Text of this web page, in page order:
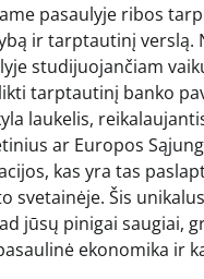
pasaulyje ribos
ir tarptautinį
studijuojančiam
tarptautinį banko
laukelis,
ar Europos
kas yra tas
svetainėje. Šis
jūsų pinigai saugiai,
ekonomika ir